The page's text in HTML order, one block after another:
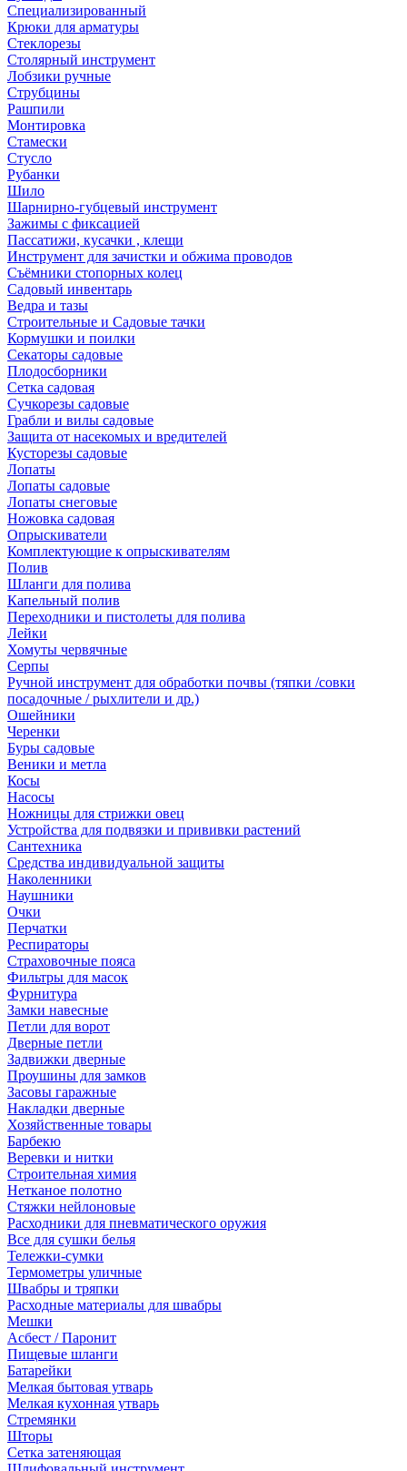
Специализированный
Крюки для арматуры
Стеклорезы
Столярный инструмент
Лобзики ручные
Струбцины
Рашпили
Монтировка
Стамески
Стусло
Рубанки
Шило
Шарнирно-губцевый инструмент
Зажимы с фиксацией
Пассатижи, кусачки , клещи
Инструмент для зачистки и обжима проводов
Съёмники стопорных колец
Садовый инвентарь
Ведра и тазы
Строительные и Садовые тачки
Кормушки и поилки
Секаторы садовые
Плодосборники
Сетка садовая
Сучкорезы садовые
Грабли и вилы садовые
Защита от насекомых и вредителей
Кусторезы садовые
Лопаты
Лопаты садовые
Лопаты снеговые
Ножовка садовая
Опрыскиватели
Комплектующие к опрыскивателям
Полив
Шланги для полива
Капельный полив
Переходники и пистолеты для полива
Лейки
Хомуты червячные
Серпы
Ручной инструмент для обработки почвы (тяпки /совки
посадочные / рыхлители и др.)
Ошейники
Черенки
Буры садовые
Веники и метла
Косы
Насосы
Ножницы для стрижки овец
Устройства для подвязки и прививки растений
Сантехника
Средства индивидуальной защиты
Наколенники
Наушники
Очки
Перчатки
Респираторы
Страховочные пояса
Фильтры для масок
Фурнитура
Замки навесные
Петли для ворот
Дверные петли
Задвижки дверные
Проушины для замков
Засовы гаражные
Накладки дверные
Хозяйственные товары
Барбекю
Веревки и нитки
Строительная химия
Нетканое полотно
Стяжки нейлоновые
Расходники для пневматического оружия
Все для сушки белья
Тележки-сумки
Термометры уличные
Швабры и тряпки
Расходные материалы для швабры
Мешки
Асбест / Паронит
Пищевые шланги
Батарейки
Мелкая бытовая утварь
Мелкая кухонная утварь
Стремянки
Шторы
Сетка затеняющая